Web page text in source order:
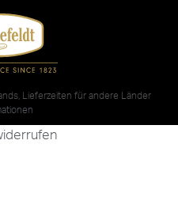
Lieferzeiten für andere Länder